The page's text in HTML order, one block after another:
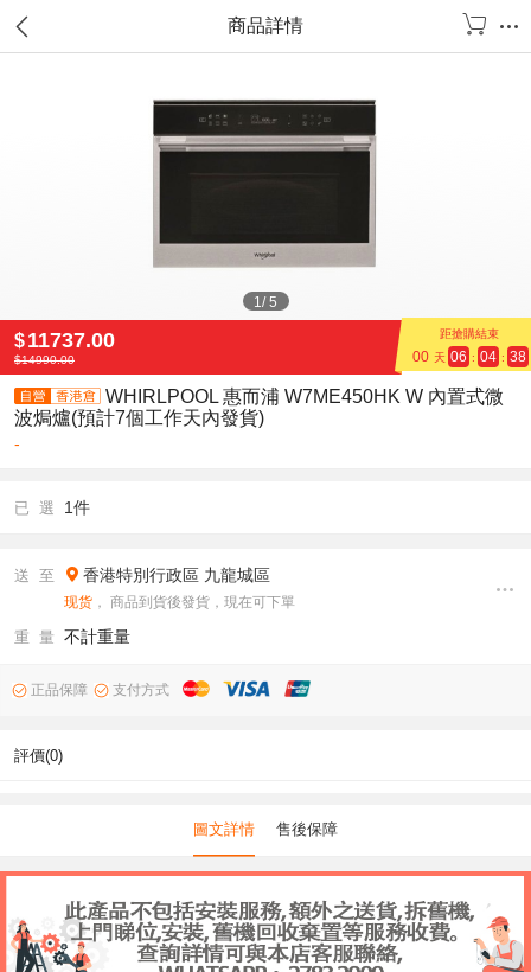
商品詳情
1/5
$11737.00 距搶購結束
00 天 06 : 04 : 37
$14990.00
WHIRLPOOL 惠而浦 W7ME450HK W 內置式微
波焗爐(預計7個工作天內發貨)
-
已 選 1件
送 至 香港特別行政區 九龍城區
现货 ， 商品到貨後發貨，現在可下單
重 量 不計重量
正品保障 支付方式
評價(0)
圖文詳情 售後保障